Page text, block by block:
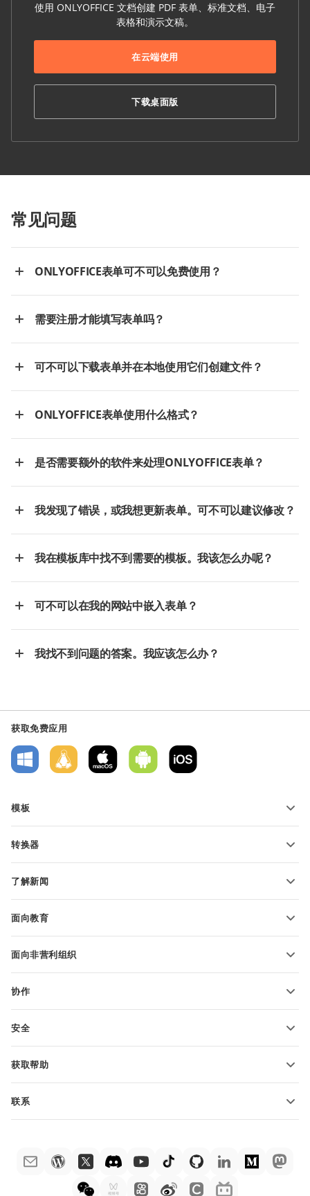
使用 ONLYOFFICE 文档创建 PDF 表单、标准文档、电子
表格和演示文稿。
在云端使用
下载桌面版
常见问题
ONLYOFFICE表单可不可以免费使用？
需要注册才能填写表单吗？
可不可以下载表单并在本地使用它们创建文件？
ONLYOFFICE表单使用什么格式？
是否需要额外的软件来处理ONLYOFFICE表单？
我发现了错误，或我想更新表单。可不可以建议修改？
我在模板库中找不到需要的模板。我该怎么办呢？
可不可以在我的网站中嵌入表单？
我找不到问题的答案。我应该怎么办？
获取免费应用
模板
文本文档模板
转换器
转换电子表格
了解新闻
面向教育
适用于教育人士
面向非营利组织
申请免费帐户
协作
翻译人员
安全
获取帮助
帮助中心
白皮书
联系
媒体咨询
press@onlyoffice.com